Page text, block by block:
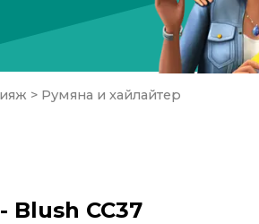
> Румяна и хайлайтер
Blush CC37